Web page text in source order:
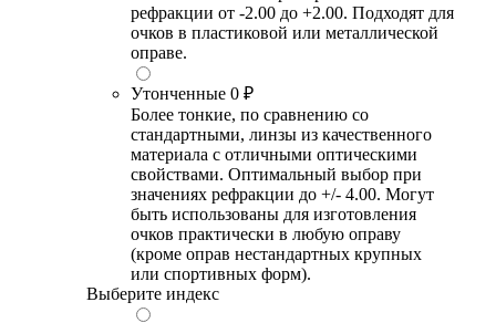
рефракции от -2.00 до +2.00. Подходят для
очков в пластиковой или металлической
оправе.
Утонченные 0 ₽
Более тонкие, по сравнению со
стандартными, линзы из качественного
материала с отличными оптическими
свойствами. Оптимальный выбор при
значениях рефракции до +/- 4.00. Могут
быть использованы для изготовления
очков практически в любую оправу
(кроме оправ нестандартных крупных
или спортивных форм).
Выберите индекс